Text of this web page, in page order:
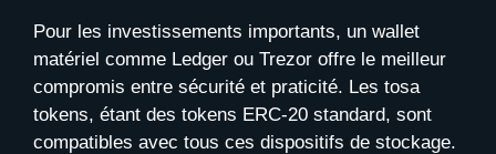
Pour les investissements importants, un wallet
matériel comme Ledger ou Trezor offre le meilleur
compromis entre sécurité et praticité. Les tosa
tokens, étant des tokens ERC-20 standard, sont
compatibles avec tous ces dispositifs de stockage.